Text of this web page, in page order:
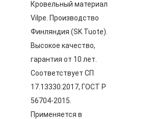
Кровельный материал
Vilpe. Производство
Финляндия (SK Tuote).
Высокое качество,
гарантия от 10 лет.
Соответствует СП
17.13330.2017, ГОСТ Р
56704-2015.
Применяется в